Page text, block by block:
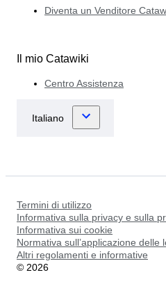
Diventa un Venditore
Il mio Catawiki
Centro Assistenza
Termini di utilizzo
Informativa sulla privacy e sulla
Informativa sui cookie
Normativa sull’applicazione delle
Altri regolamenti e informative
© 2026